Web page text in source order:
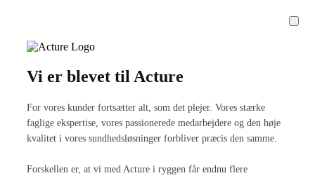
Vi er blevet til Acture
For vores kunder fortsætter alt, som det plejer. Vores stærke
faglige ekspertise, vores passionerede medarbejdere og den høje
kvalitet i vores sundhedsløsninger forbliver præcis den samme.
Forskellen er, at vi med Acture i ryggen får endnu flere